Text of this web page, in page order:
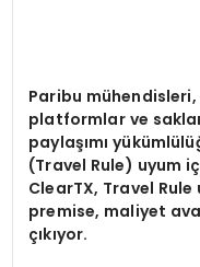
Paribu
platformlar ve
paylaşımı
(Travel Rule) uyum
ClearTX, Travel
premise, maliyet
çıkıyor.